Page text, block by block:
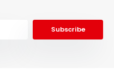
Subscribe